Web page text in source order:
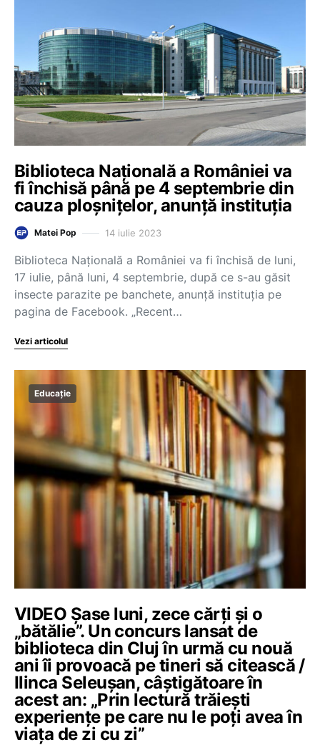
Biblioteca Națională a României va
fi închisă până pe 4 septembrie din
cauza ploșnițelor, anunță instituția
Matei Pop 14 iulie 2023
Biblioteca Națională a României va fi închisă de luni,
17 iulie, până luni, 4 septembrie, după ce s-au găsit
insecte parazite pe banchete, anunță instituția pe
pagina de Facebook. „Recent…
Vezi articolul
Educație
VIDEO Șase luni, zece cărți și o
„bătălie”. Un concurs lansat de
biblioteca din Cluj în urmă cu nouă
ani îi provoacă pe tineri să citească /
Ilinca Seleușan, câștigătoare în
acest an: „Prin lectură trăiești
experiențe pe care nu le poți avea în
viața de zi cu zi”